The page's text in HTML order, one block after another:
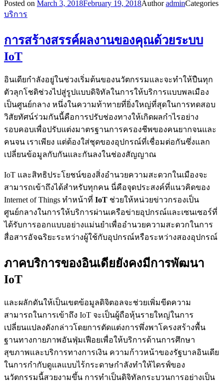
Posted on March 3, 2018February 19, 2018AuthoradminCategories
บริการ
การสร้างสรรค์ผลงานของคุณด้วยระบบ
IoT
อินเดียกำลังอยู่ในช่วงเริ่มต้นของนวัตกรรมและจะทำให้ปืนทุก
ตัวลุกโชติช่วงไปสู่รูปแบบดิจิทัลในการให้บริการแบบพลเมือง
เป็นศูนย์กลาง หนึ่งในความท้าทายที่ยิ่งใหญ่ที่สุดในการทดสอบ
วิสัยทัศน์ร่วมกันนี้คือการปรับช่องทางให้เกิดผลกำไรอย่าง
รอบคอบเพื่อปรับแต่งมาตรฐานการครองชีพของคนยากจนและ
คนจน เราเพียง แต่ต้องใส่ชุดของอุปกรณ์ที่เชื่อมต่อกันซึ่งแลก
เปลี่ยนข้อมูลกับกันและกันลงในช่องสัญญาณ
IoT และสิทธิประโยชน์ของสิ่งอำนวยความสะดวกในเมืองจะ
สามารถเข้าถึงได้สำหรับทุกคน นี่คือจุดประสงค์ที่แนวคิดของ
Internet of Things ทำหน้าที่ IoT ช่วยให้หน่วยข่าวกรองเป็น
ศูนย์กลางในการให้บริการผ่านเครือข่ายอุปกรณ์และเซนเซอร์ที่
ได้รับการออกแบบอย่างแม่นยำเพื่ออำนวยความสะดวกในการ
สื่อสารอัจฉริยะระหว่างผู้ใช้กับอุปกรณ์หรือระหว่างสองอุปกรณ์
ภาคบริการของอินเดียยังคงมีการพัฒนา
IoT
และผลักดันให้เป็นเขตข้อมูลดิจิตอลจะช่วยเพิ่มขีดความ
สามารถในการเข้าถึง IoT จะเป็นผู้ถือหุ้นรายใหญ่ในการ
เปลี่ยนแปลงดังกล่าวโดยการตัดแต่งการพึ่งพาโครงสร้างพื้น
ฐานทางกายภาพอันฟุ่มเฟือยเพื่อให้บริการด้านการศึกษา
สุขภาพและบริการทางการเงิน ความก้าวหน้าของรัฐบาลอินเดีย
ในการกำกับดูแลแบบไร้กระดาษกำลังทำให้ไดรฟ์ของ
นวัตกรรมนี้สวยงามขึ้น การทำเป็นดิจิทัลกระบวนการอย่างเป็น